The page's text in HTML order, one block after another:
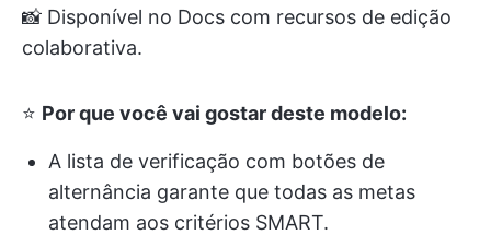
📸 Disponível no Docs com recursos de edição
colaborativa.
⭐ Por que você vai gostar deste modelo:
A lista de verificação com botões de
alternância garante que todas as metas
atendam aos critérios SMART.